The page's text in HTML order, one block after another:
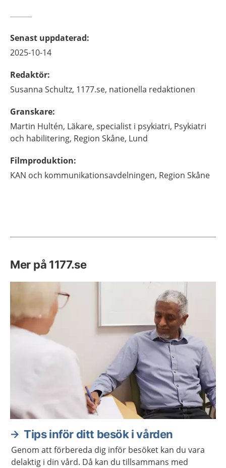
Senast uppdaterad:
2025-10-14
Redaktör:
Susanna Schultz, 1177.se, nationella redaktionen
Granskare:
Martin Hultén, Läkare, specialist i psykiatri, Psykiatri
och habilitering, Region Skåne, Lund
Filmproduktion:
KAN och kommunikationsavdelningen, Region Skåne
Mer på 1177.se
Tips inför ditt besök i vården
Genom att förbereda dig inför besöket kan du vara
delaktig i din vård. Då kan du tillsammans med